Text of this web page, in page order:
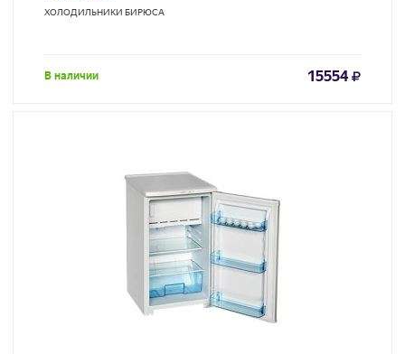
ХОЛОДИЛЬНИКИ БИРЮСА
В наличии 15554